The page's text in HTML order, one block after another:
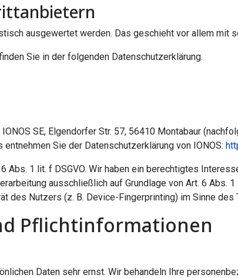
ausgewertet werden. Das geschieht vor allem mit
Sie in der folgenden Datenschutzerklärung.
SE, Elgendorfer Str. 57, 56410 Montabaur
Sie der Datenschutzerklärung von IONOS:
Abs. 1 lit. f DSGVO. Wir haben ein berechtigtes
ausschließlich auf Grundlage von Art. 6 Abs.
des Nutzers (z. B. Device-Fingerprinting) im Sinne
Pflicht­informationen
Daten sehr ernst. Wir behandeln Ihre